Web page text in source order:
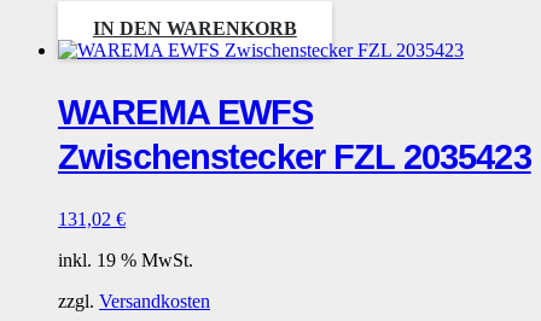
IN DEN WARENKORB
WAREMA EWFS
Zwischenstecker FZL 2035423
131,02 €
inkl. 19 % MwSt.
zzgl. Versandkosten